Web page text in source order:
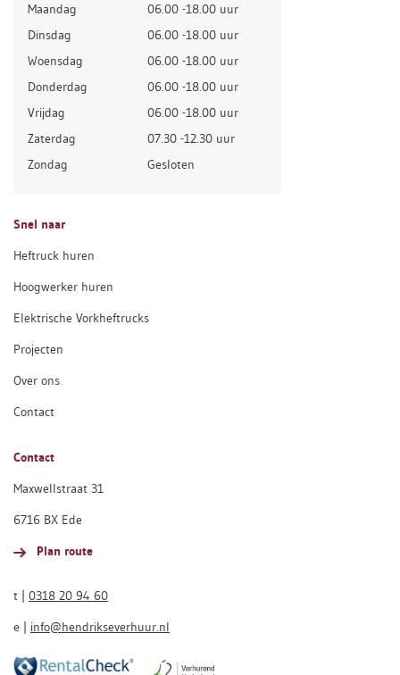
Maandag
06.00 -18.00 uur
Dinsdag
06.00 -18.00 uur
Woensdag
06.00 -18.00 uur
Donderdag
06.00 -18.00 uur
Vrijdag
06.00 -18.00 uur
Zaterdag
07.30 -12.30 uur
Zondag
Gesloten
Snel naar
Heftruck huren
Hoogwerker huren
Elektrische Vorkheftrucks
Projecten
Over ons
Contact
Contact
Maxwellstraat 31
6716 BX Ede
Plan route
t | 0318 20 94 60
e | info@hendrikseverhuur.nl